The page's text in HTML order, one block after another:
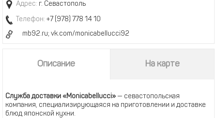
Адрес: г. Севастополь
Телефон: +7 (978) 778 14 10
mb92.ru; vk.com/monicabellucci92
Описание На карте
Служба доставки «Monicabellucci» — севастопольская
компания, специализирующаяся на приготовлении и доставке
блюд японской кухни.